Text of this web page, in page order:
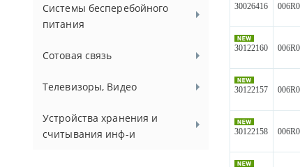
Системы бесперебойного
питания
Сотовая связь
Телевизоры, Видео
Устройства хранения и
считывания инф-и
30026416
30122160
30122157
30122158